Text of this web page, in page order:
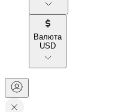
Валюта
USD